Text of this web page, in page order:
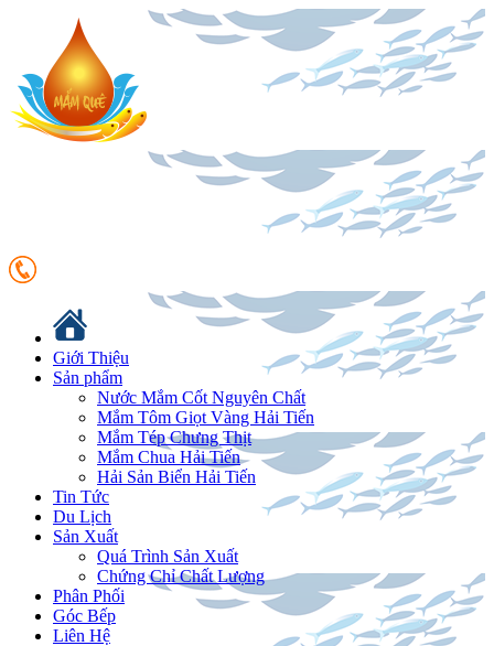
Giới Thiệu
Sản phẩm
Nước Mắm Cốt Nguyên Chất
Mắm Tôm Giọt Vàng Hải Tiến
Mắm Tép Chưng Thịt
Mắm Chua Hải Tiến
Hải Sản Biển Hải Tiến
Tin Tức
Du Lịch
Sản Xuất
Quá Trình Sản Xuất
Chứng Chỉ Chất Lượng
Phân Phối
Góc Bếp
Liên Hệ